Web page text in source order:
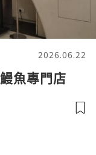
2026.06.22
魚專門店